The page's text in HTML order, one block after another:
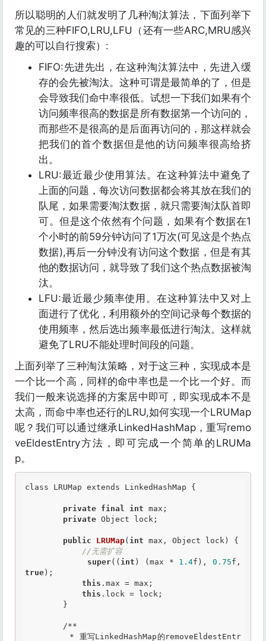
所以聪明的人们就发明了几种淘汰算法，下面列举下
常见的三种FIFO,LRU,LFU（还有一些ARC,MRU感兴
趣的可以自行搜索）:
FIFO:先进先出，在这种淘汰算法中，先进入缓
存的会先被淘汰。这种可谓是最简单的了，但是
会导致我们命中率很低。试想一下我们如果有个
访问频率很高的数据是所有数据第一个访问的，
而那些不是很高的是后面再访问的，那这样就会
把我们的首个数据但是他的访问频率很高给挤
出。
LRU:最近最少使用算法。在这种算法中避免了
上面的问题，每次访问数据都会将其放在我们的
队尾，如果需要淘汰数据，就只需要淘汰队首即
可。但是这个依然有个问题，如果有个数据在1
个小时的前59分钟访问了1万次(可见这是个热点
数据),再后一分钟没有访问这个数据，但是有其
他的数据访问，就导致了我们这个热点数据被淘
汰。
LFU:最近最少频率使用。在这种算法中又对上
面进行了优化，利用额外的空间记录每个数据的
使用频率，然后选出频率最低进行淘汰。这样就
避免了LRU不能处理时间段的问题。
上面列举了三种淘汰策略，对于这三种，实现成本是
一个比一个高，同样的命中率也是一个比一个好。而
我们一般来说选择的方案居中即可，即实现成本不是
太高，而命中率也还行的LRU,如何实现一个LRUMap
呢？我们可以通过继承LinkedHashMap，重写remo
veEldestEntry方法，即可完成一个简单的LRUMa
p。
class LRUMap extends LinkedHashMap {
private final int max;
private Object lock;
public LRUMap( int max, Object lock) {
//无需扩容
super(( int ) (max * 1.4f), 0.75
true );
this .max = max;
this .lock = lock;
/**